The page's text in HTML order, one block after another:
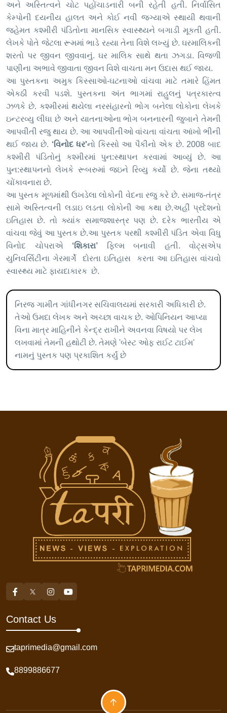
અને અસ્તિત્વને ચોટ પહોંચાડનારી બની રહેતી હતી. નિર્વાસિત
કેમ્પોની દયનીય હાલત અને કોઈ નવી જગ્યાએ સ્થાયી થવાની
જહેમત કશ્મીરી પંડિતોના માનસિક સ્વાસ્થ્યને બગાડી મૂકતી હતી.
લેખકે પોતે જેટલા રૂમમાં ભાડે રહ્યા તેના વિશે લખ્યું છે. ઘરમાલિકની
શરતો પર જીવન જીવવાનું. ઘર માલિક સાથે થતા ઝગડા. વિજળી
પાણીના અભાવે જીવાતા જીવન વિશે વાચતા મન ઉદાસ થઈ જાય.
આ પુસ્તકના અમુક કિસ્સાઓ-ઘટનાઓ વાંચવા માટે તમારે હિંમત
એકઠી કરવી પડશે.
પુસ્તકના અંત ભાગમાં રાહુલનું પત્રકારત્વ
ઝળકે છે. કશ્મીરમાં થયેલા નરસંહારનો ભોગ બનેલા લોકોના લેખકે
ઇન્ટરવ્યુ લીધા છે અને યાતનાઓના ભોગ બનનારની જુબાને તેમની
આપવીતી રજુ થાય છે. આ આપવીતીઓ વાંચતા વાંચતા આંખો ભીની
થઈ જાય છે. ‘વિનોદ ધર'નો કિસ્સો આ પૈકીનો એક છે. 2008 બાદ
કશ્મીરી પંડિતોનું કશ્મીરમાં પુન:સ્થાપન કરવામાં આવ્યું છે. આ
પુન:સ્થાપનનો લેખકે રૂબરુમાં જઇને રિવ્યુ કર્યો છે. જેના તથ્યો
ચોંકાવનારા છે.
આ પુસ્તક મૂળમાંથી ઉખડેલા લોકોની વેદના રજુ કરે છે. સમાજ-તંત્ર
સામે અસ્તિત્વની લડાઇ લડતા લોકોની આ કથા છે.અહીં પ્રદેશનો
ઇતિહાસ છે. તો ક્યાંક સમાજશાસ્ત્ર પણ છે. દરેક ભારતીય એ
વાંચવા જેવું આ પુસ્તક છે.આ પુસ્તક પરથી કશ્મીરી પંડિત એવા વિધુ
વિનોદ ચોપરાએ ‘શિકારા’ ફિલ્મ બનાવી હતી.
વોટ્સએપ
યુનિવર્સિટીના ગેરમાર્ગે દોરતા ઇતિહાસ કરતા આ ઇતિહાસ વાંચવો
સ્વાસ્થ્ય માટે ફાયદાકારક છે.
નિરજ ગામીત ગાંધીનગર સચિવાલયમાં સરકારી અધિકારી છે.
તેઓ ઉમદા લેખક અને અચ્છા વાચક છે. ઓપિનિયન આપ્યા
વિના માત્ર માહિનીને કેન્દ્ર રાખીને અવનવા વિષયો પર લેખ
લખવામાં તેમની હથોટી છે. તેમણે 'બેસ્ટ ઓફ રાઈટ ટાઈમ'
નામનું પુસ્તક પણ પ્રકાશિત કર્યું છે
Contact Us
taprimedia@gmail.com
8899886677